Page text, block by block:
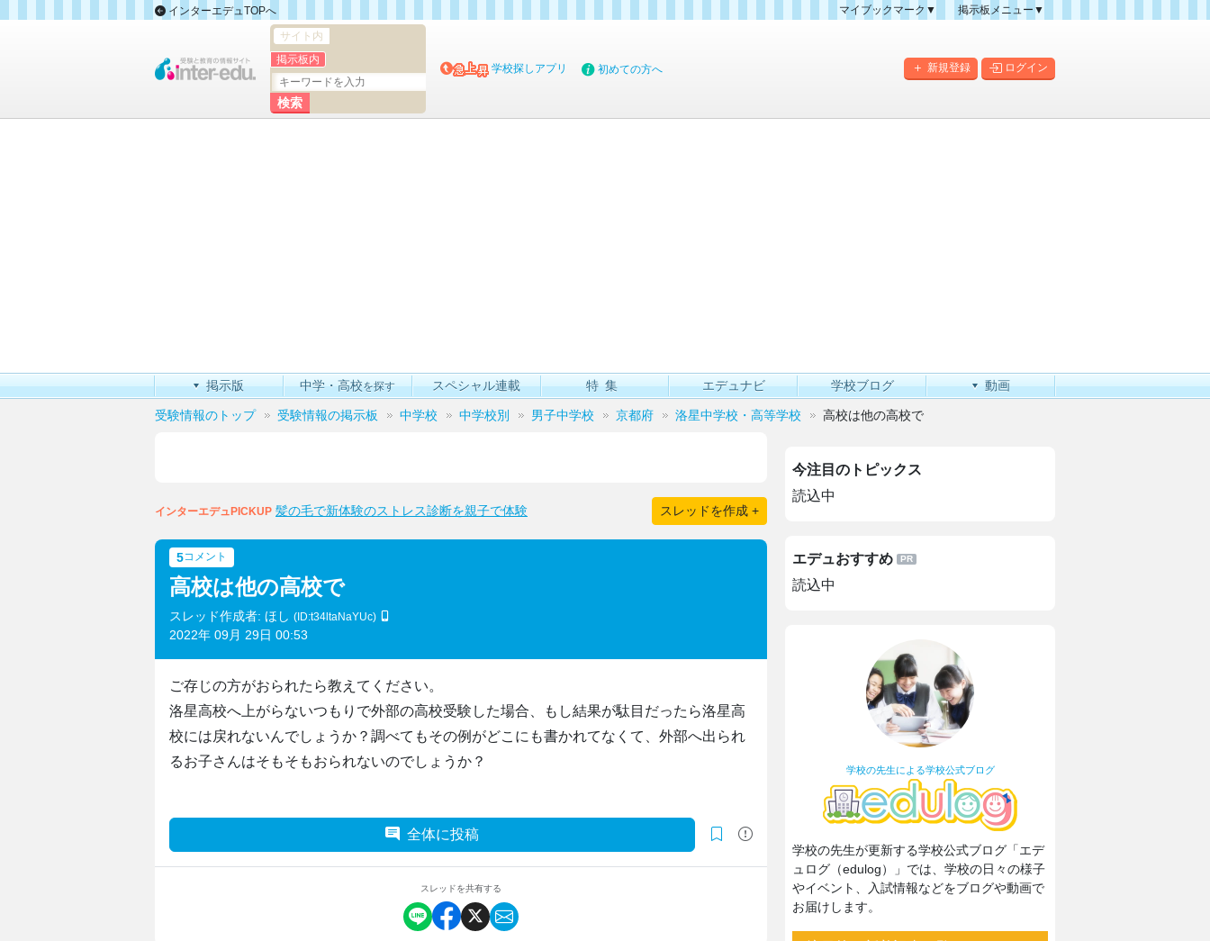
インターエデュTOPへ
マイブックマーク▼
掲示板メニュー▼
掲示板マップ
新規登録 ログイン
サイト内
掲示板内
学校探しアプリ 初めての方へ
掲示版 中学・高校を探す スペシャル連載 特集 エデュナビ 学校ブログ 動画
受験情報のトップ 受験情報の掲示板 中学校 中学校別 男子中学校 京都府 洛星中学校・高等学校 高校は他の高校で
インターエデュPICKUP 髪の毛で新体験のストレス診断を親子で体験 スレッドを作成 +
5コメント
高校は他の高校で
スレッド作成者: ほし (ID:t34ltaNaYUc)
2022年 09月 29日 00:53
ご存じの方がおられたら教えてください。
洛星高校へ上がらないつもりで外部の高校受験した場合、もし結果が駄目だったら洛星高
校には戻れないんでしょうか？調べてもその例がどこにも書かれてなくて、外部へ出られ
るお子さんはそもそもおられないのでしょうか？
全体に投稿
スレッドを共有する
今注目のトピックス
読込中
エデュおすすめ
読込中
学校の先生による学校公式ブログ
学校の先生が更新する学校公式ブログ「エデ
ュログ（edulog）」では、学校の日々の様子
やイベント、入試情報などをブログや動画で
お届けします。